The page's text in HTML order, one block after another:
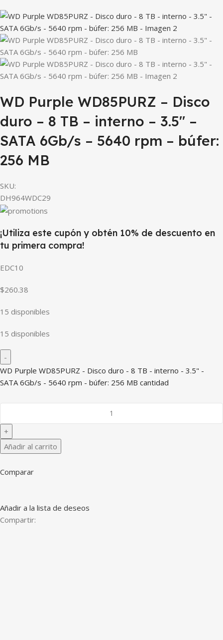
WD Purple WD85PURZ – Disco
duro – 8 TB – interno – 3.5″ –
SATA 6Gb/s – 5640 rpm – búfer:
256 MB
SKU:
DH964WDC29
¡Utiliza este cupón y obtén 10% de descuento en
tu primera compra!
EDC10
$260.38
15 disponibles
15 disponibles
WD Purple WD85PURZ - Disco duro - 8 TB - interno - 3.5" -
SATA 6Gb/s - 5640 rpm - búfer: 256 MB cantidad
Añadir al carrito
Comparar
Añadir a la lista de deseos
Compartir: